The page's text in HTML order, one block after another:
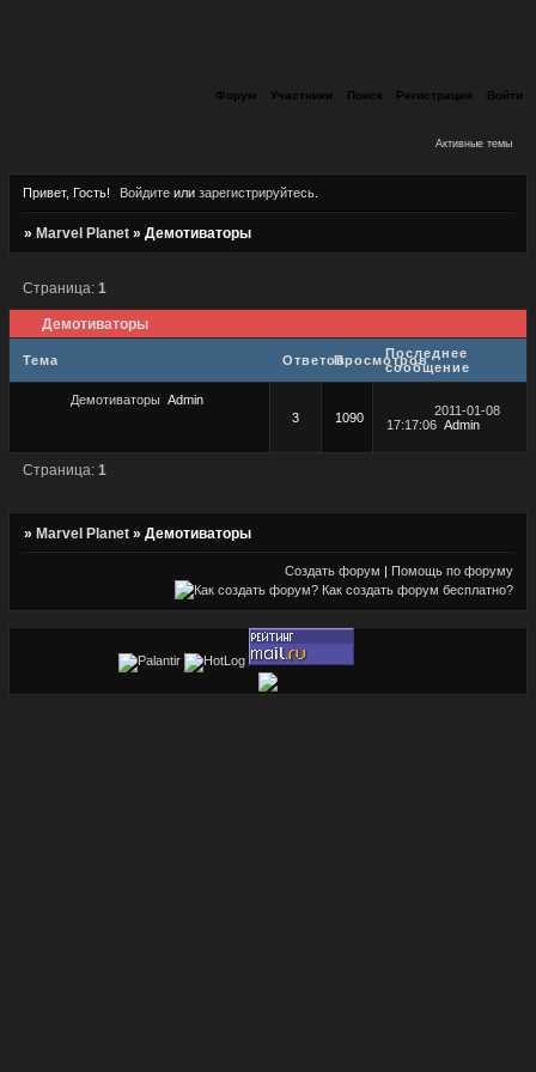
Форум Участники Поиск Регистрация Войти
Активные темы
Привет, Гость! Войдите илизарегистрируйтесь
» Marvel Planet » Демотиваторы
Демотиваторы
Страница: 1
Тема ОтветовПросмотровПоследнее
сообщение
Демотиваторы Admin
3
1090
2011-01-08
17:17:06 Admin
Страница: 1
» Marvel Planet » Демотиваторы
Создать форум | Помощь по форуму